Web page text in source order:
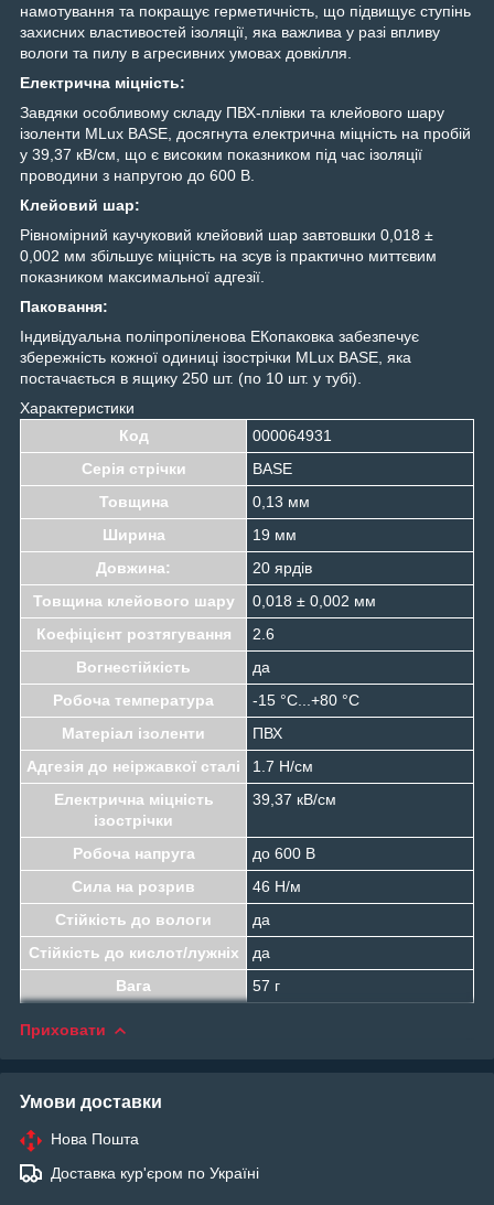
намотування та покращує герметичність, що підвищує ступінь
захисних властивостей ізоляції, яка важлива у разі впливу
вологи та пилу в агресивних умовах довкілля.
Електрична міцність:
Завдяки особливому складу ПВХ-плівки та клейового шару
ізоленти MLux BASE, досягнута електрична міцність на пробій
у 39,37 кВ/см, що є високим показником під час ізоляції
проводини з напругою до 600 В.
Клейовий шар:
Рівномірний каучуковий клейовий шар завтовшки 0,018 ±
0,002 мм збільшує міцність на зсув із практично миттєвим
показником максимальної адгезії.
Паковання:
Індивідуальна поліпропіленова ЕКопаковка забезпечує
збережність кожної одиниці ізострічки MLux BASE, яка
постачається в ящику 250 шт. (по 10 шт. у тубі).
Характеристики
Код
000064931
Серія стрічки
BASE
Товщина
0,13 мм
Ширина
19 мм
Довжина:
20 ярдів
Товщина клейового шару
0,018 ± 0,002 мм
Коефіцієнт розтягування
2.6
Вогнестійкість
да
Робоча температура
-15 °C...+80 °C
Матеріал ізоленти
ПВХ
Адгезія до неіржавкої сталі
1.7 Н/см
Електрична міцність
ізострічки
39,37 кВ/см
Робоча напруга
до 600 B
Сила на розрив
46 Н/м
Стійкість до вологи
да
Стійкість до кислот/лужніх
да
Вага
57 г
Приховати
Умови доставки
Нова Пошта
Доставка кур'єром по Україні